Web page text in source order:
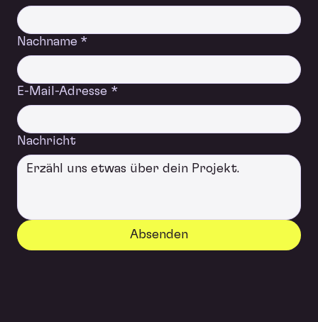
Nachname *
E-Mail-Adresse *
Nachricht
Absenden